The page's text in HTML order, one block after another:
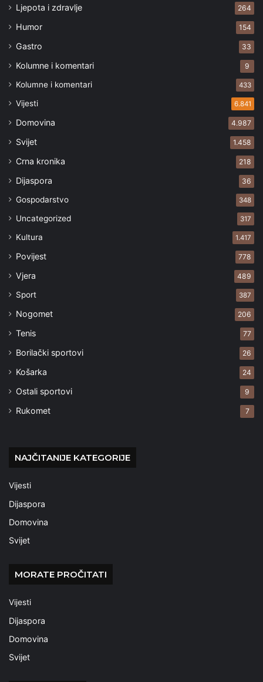
Ljepota i zdravlje 264
Humor 154
Gastro 33
Kolumne i komentari 9
Kolumne i komentari 433
Vijesti 6.841
Domovina 4.987
Svijet 1.458
Crna kronika 218
Dijaspora 36
Gospodarstvo 348
Uncategorized 317
Kultura 1.417
Povijest 778
Vjera 489
Sport 387
Nogomet 206
Tenis 77
Borilački sportovi 26
Košarka 24
Ostali sportovi 9
Rukomet 7
NAJČITANIJE KATEGORIJE
Vijesti
Dijaspora
Domovina
Svijet
MORATE PROČITATI
Vijesti
Dijaspora
Domovina
Svijet